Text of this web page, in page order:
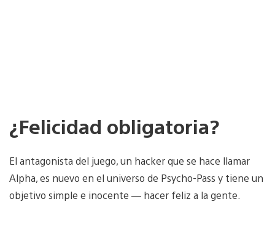
¿Felicidad obligatoria?
El antagonista del juego, un hacker que se hace llamar
Alpha, es nuevo en el universo de Psycho-Pass y tiene un
objetivo simple e inocente — hacer feliz a la gente.